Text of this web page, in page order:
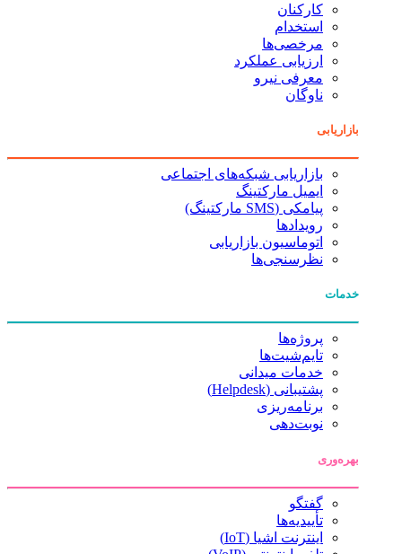
کارکنان
استخدام
مرخصی‌ها
ارزیابی عملکرد
معرفی نیرو
ناوگان
بازاریابی
بازاریابی شبکه‌های اجتماعی
ایمیل مارکتینگ
پیامکی (SMS مارکتینگ)
رویدادها
اتوماسیون بازاریابی
نظرسنجی‌ها
خدمات
پروژه‌ها
تایم‌شیت‌ها
خدمات میدانی
پشتیبانی (Helpdesk)
برنامه‌ریزی
نوبت‌دهی
بهره‌وری
گفتگو
تأییدیه‌ها
اینترنت اشیا (IoT)